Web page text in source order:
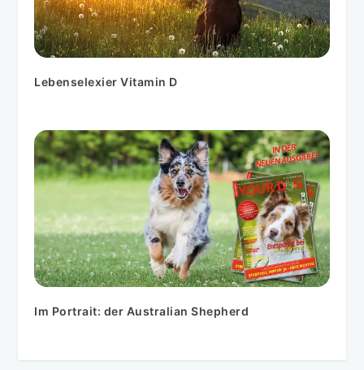
Lebenselexier Vitamin D
Im Portrait: der Australian Shepherd